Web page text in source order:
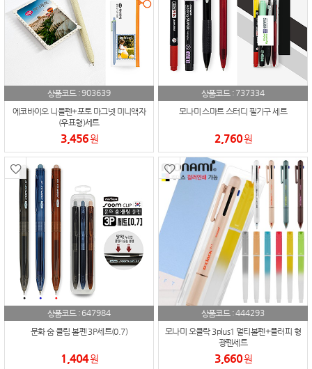
상품코드 :903639
에코바이오 니들펜+포토 마그넷 미니액자
(우표형)세트
3,456원
상품코드 : 737334
모나미 스마트 스터디 필기구 세트
2,760원
상품코드 : 647984
문화 숨 클립 볼펜 3P세트(0.7)
1,404원
상품코드 :444293
모나미 오클락 3plus1 멀티볼펜+플러피 형
광펜세트
3,660원